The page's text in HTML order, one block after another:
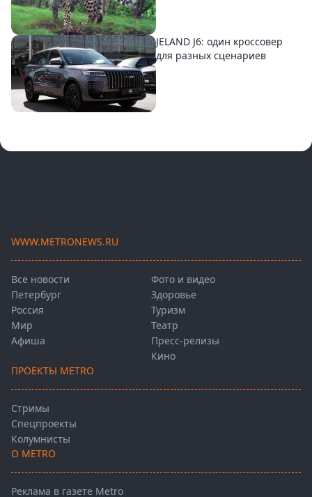
JELAND J6: один кроссовер
для разных сценариев
WWW.METRONEWS.RU
Все новости
Петербург
Россия
Мир
Афиша
Фото и видео
Здоровье
Туризм
Театр
Пресс-релизы
Кино
ПРОЕКТЫ METRO
Стримы
Спецпроекты
Колумнисты
О METRO
Реклама в газете Metro